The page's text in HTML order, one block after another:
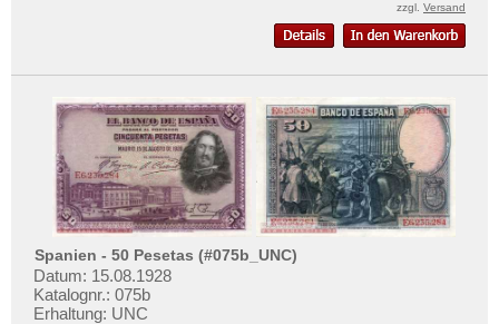
Liefer- und Versandkosten
AGB
Impressum
zzgl. Versand
Spanien - 50 Pesetas (#075b_UNC)
Datum: 15.08.1928
Katalognr.: 075b
Erhaltung: UNC